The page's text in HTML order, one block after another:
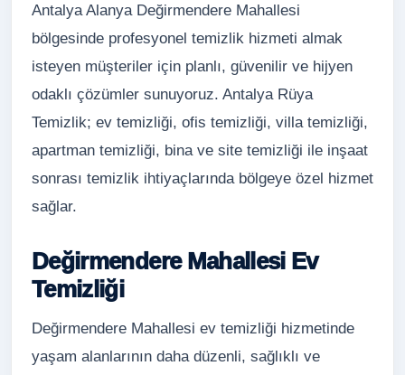
Antalya Alanya Değirmendere Mahallesi
bölgesinde profesyonel temizlik hizmeti almak
isteyen müşteriler için planlı, güvenilir ve hijyen
odaklı çözümler sunuyoruz. Antalya Rüya
Temizlik; ev temizliği, ofis temizliği, villa temizliği,
apartman temizliği, bina ve site temizliği ile inşaat
sonrası temizlik ihtiyaçlarında bölgeye özel hizmet
sağlar.
Değirmendere Mahallesi Ev
Temizliği
Değirmendere Mahallesi ev temizliği hizmetinde
yaşam alanlarının daha düzenli, sağlıklı ve